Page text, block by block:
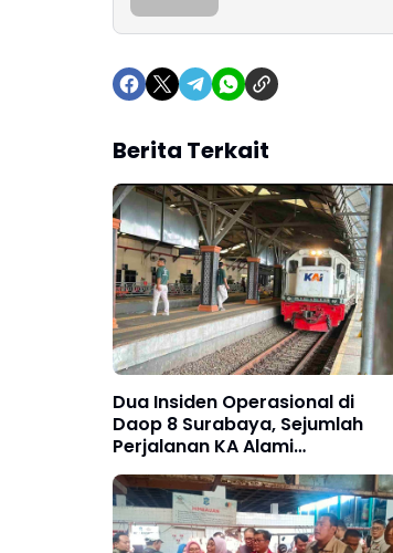
Berita Terkait
Dua Insiden Operasional di
Daop 8 Surabaya, Sejumlah
Perjalanan KA Alami
Keterlambatan